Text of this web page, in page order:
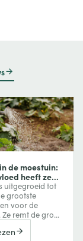
de moestuin:
heeft ze
en hoe
u uw
uitgegroeid tot
grootste
voor de
remt de groei
de bitterheid